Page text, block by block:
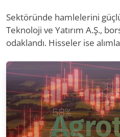
Sektöründe hamlelerini
Teknoloji ve Yatırım A.Ş.,
odaklandı. Hisseler ise